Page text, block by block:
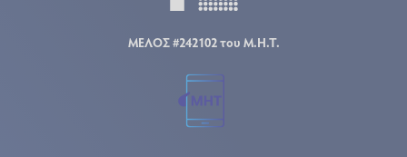
ΜΕΛΟΣ #242102 του Μ.Η.Τ.